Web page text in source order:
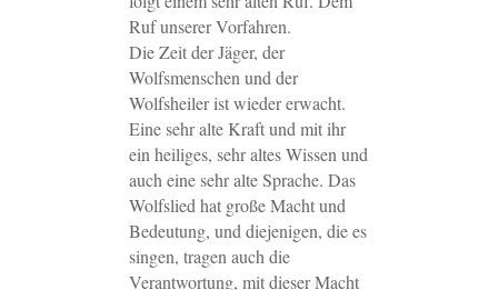
Ruf unserer Vorfahren.
Die Zeit der Jäger, der
Wolfsmenschen und der
Wolfsheiler ist wieder erwacht.
Eine sehr alte Kraft und mit ihr
ein heiliges, sehr altes Wissen und
auch eine sehr alte Sprache. Das
Wolfslied hat große Macht und
Bedeutung, und diejenigen, die es
singen, tragen auch die
Verantwortung, mit dieser Macht